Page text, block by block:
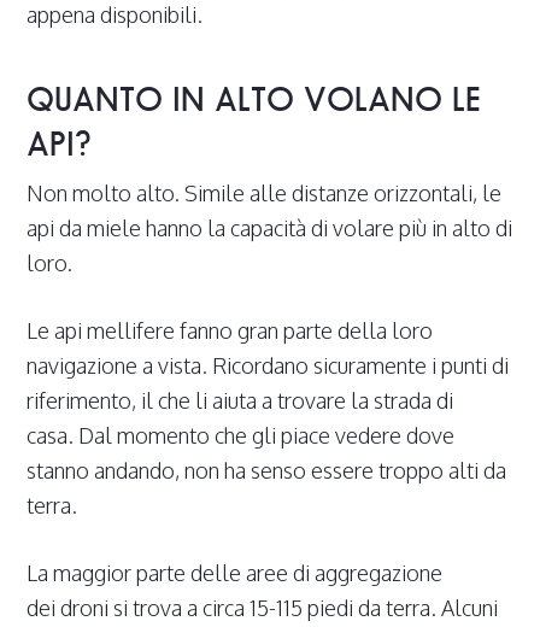
appena disponibili.
QUANTO IN ALTO VOLANO LE
API?
Non molto alto. Simile alle distanze orizzontali, le
api da miele hanno la capacità di volare più in alto di
loro.
Le api mellifere fanno gran parte della loro
navigazione a vista. Ricordano sicuramente i punti di
riferimento, il che li aiuta a trovare la strada di
casa. Dal momento che gli piace vedere dove
stanno andando, non ha senso essere troppo alti da
terra.
La maggior parte delle aree di aggregazione
dei droni si trova a circa 15-115 piedi da terra. Alcuni